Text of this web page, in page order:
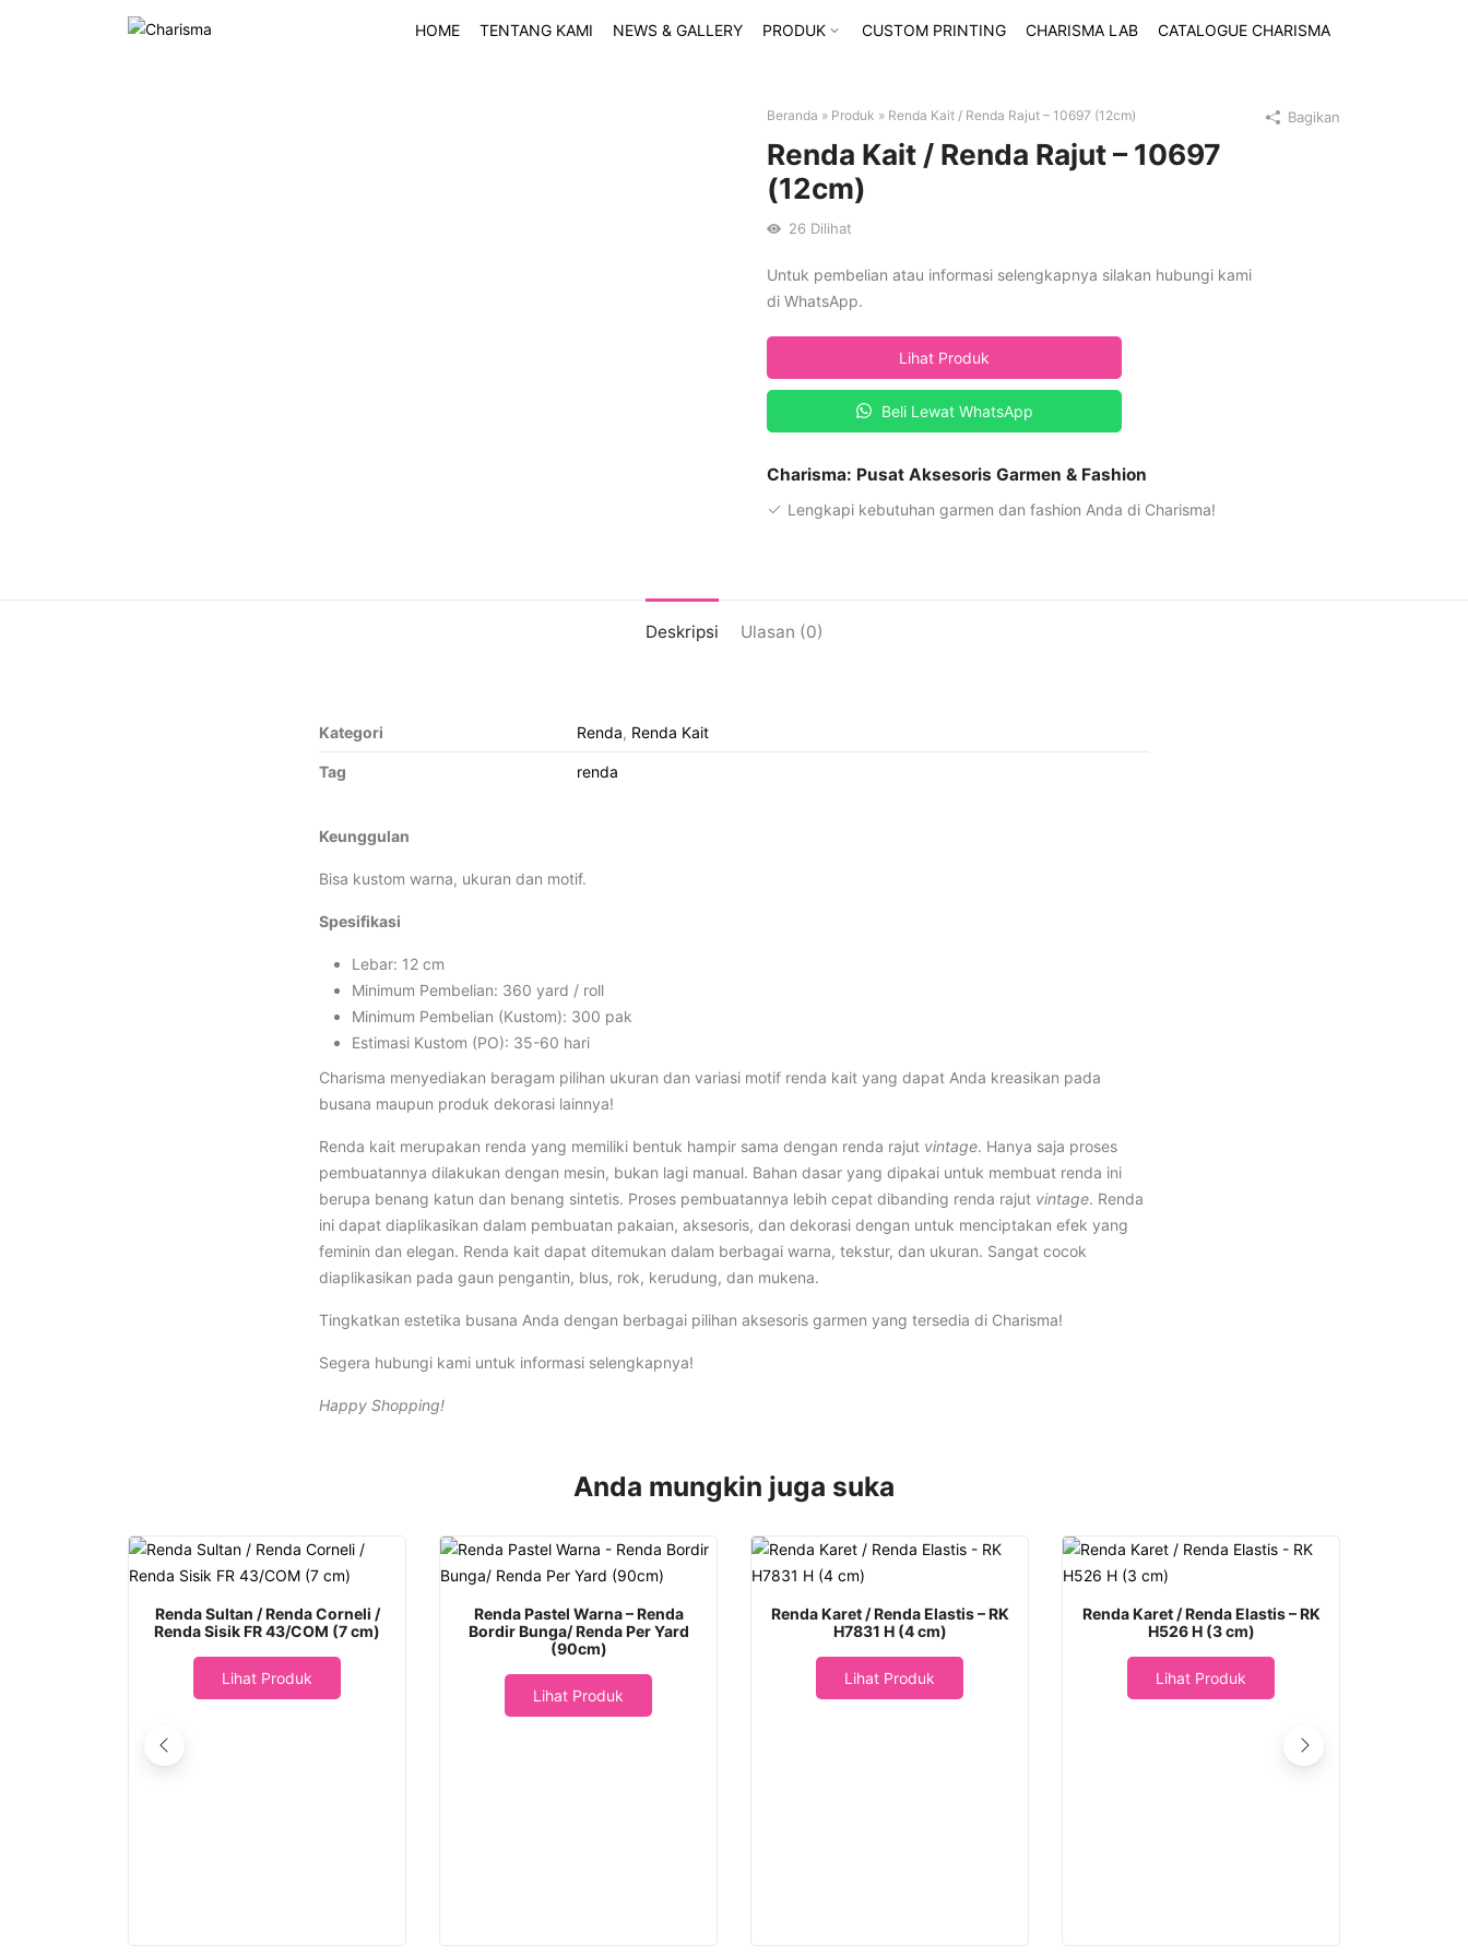
HOME TENTANG KAMI NEWS & GALLERY PRODUK CUSTOM PRINTING CHARISMA LAB CATALOGUE CHARISMA
Beranda » Produk » Renda Kait / Renda Rajut – 10697 (12cm)
Renda Kait / Renda Rajut – 10697
(12cm)
26 Dilihat
Untuk pembelian atau informasi selengkapnya silakan hubungi kami
di WhatsApp.
Lihat Produk
Beli Lewat WhatsApp
Charisma: Pusat Aksesoris Garmen & Fashion
Lengkapi kebutuhan garmen dan fashion Anda di Charisma!
Bagikan
Deskripsi Ulasan (0)
Kategori Renda, Renda Kait
Tag renda
Keunggulan
Bisa kustom warna, ukuran dan motif.
Spesifikasi
Lebar: 12 cm
Minimum Pembelian: 360 yard / roll
Minimum Pembelian (Kustom): 300 pak
Estimasi Kustom (PO): 35-60 hari
Charisma menyediakan beragam pilihan ukuran dan variasi motif renda kait yang dapat Anda kreasikan pada
busana maupun produk dekorasi lainnya!
Renda kait merupakan renda yang memiliki bentuk hampir sama dengan renda rajut vintage. Hanya saja proses
pembuatannya dilakukan dengan mesin, bukan lagi manual. Bahan dasar yang dipakai untuk membuat renda ini
berupa benang katun dan benang sintetis. Proses pembuatannya lebih cepat dibanding renda rajut vintage. Renda
ini dapat diaplikasikan dalam pembuatan pakaian, aksesoris, dan dekorasi dengan untuk menciptakan efek yang
feminin dan elegan. Renda kait dapat ditemukan dalam berbagai warna, tekstur, dan ukuran. Sangat cocok
diaplikasikan pada gaun pengantin, blus, rok, kerudung, dan mukena.
Tingkatkan estetika busana Anda dengan berbagai pilihan aksesoris garmen yang tersedia di Charisma!
Segera hubungi kami untuk informasi selengkapnya!
Happy Shopping!
Anda mungkin juga suka
Renda Sultan / Renda Corneli /
Renda Sisik FR 43/COM (7 cm)
Lihat Produk
Renda Pastel Warna – Renda
Bordir Bunga/ Renda Per Yard
(90cm)
Lihat Produk
Renda Karet / Renda Elastis – RK
H7831 H (4 cm)
Lihat Produk
Renda Karet / Renda Elastis – RK
H526 H (3 cm)
Lihat Produk